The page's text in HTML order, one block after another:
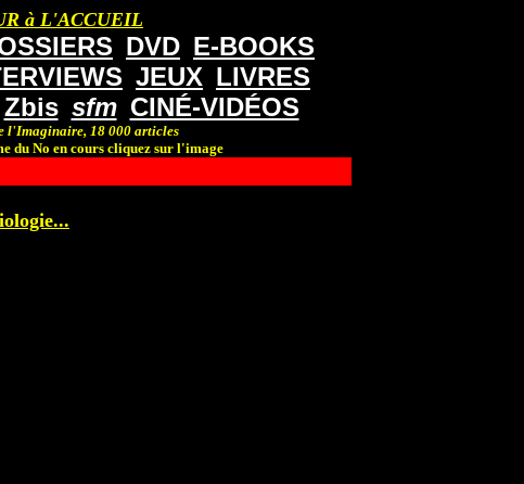
à L'ACCUEIL
DVD E-BOOKS
JEUX LIVRES
Zbis sfm CINÉ-VIDÉOS
l'Imaginaire, 18 000 articles
du No en cours cliquez sur l'image